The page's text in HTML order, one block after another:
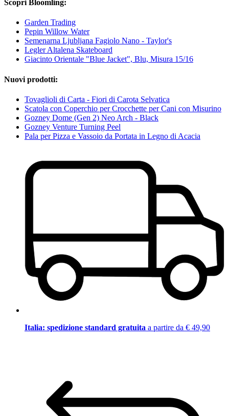
Scopri Bloomling:
Garden Trading
Pepin Willow Water
Semenarna Ljubljana Fagiolo Nano - Taylor's
Legler Altalena Skateboard
Giacinto Orientale "Blue Jacket", Blu, Misura 15/16
Nuovi prodotti:
Tovaglioli di Carta - Fiori di Carota Selvatica
Scatola con Coperchio per Crocchette per Cani con Misurino
Gozney Dome (Gen 2) Neo Arch - Black
Gozney Venture Turning Peel
Pala per Pizza e Vassoio da Portata in Legno di Acacia
Italia: spedizione standard gratuita a partire da € 49,90